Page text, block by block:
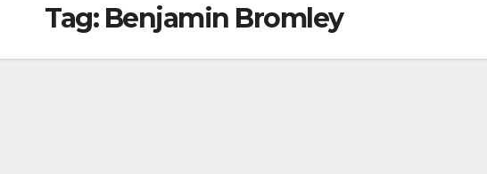
Tag: Benjamin Bromley